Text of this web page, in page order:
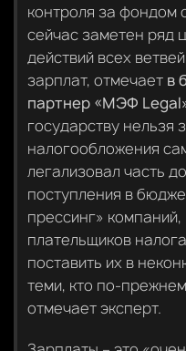
контроля за фондом
сейчас заметен ряд
действий всех
зарплат, отмечает в
партнер «МЭФ
государству нельзя
налогообложения
легализовал часть
поступления в
прессинг»
плательщиков
поставить их в
теми, кто по-
отмечает эксперт.